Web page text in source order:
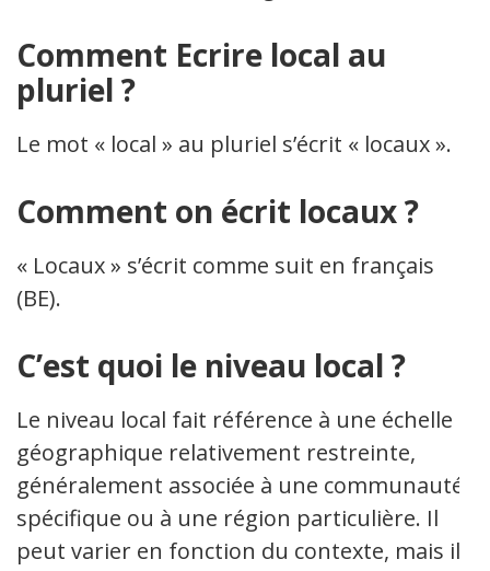
Comment Ecrire local au
pluriel ?
Le mot « local » au pluriel s’écrit « locaux ».
Comment on écrit locaux ?
« Locaux » s’écrit comme suit en français
(BE).
C’est quoi le niveau local ?
Le niveau local fait référence à une échelle
géographique relativement restreinte,
généralement associée à une communauté
spécifique ou à une région particulière. Il
peut varier en fonction du contexte, mais il